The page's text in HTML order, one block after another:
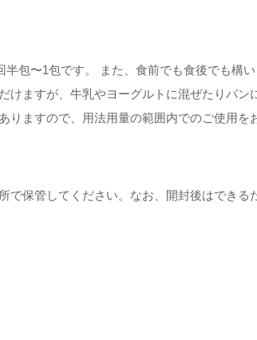
包〜1包です。 また、食前でも食後でも構い
けますが、牛乳やヨーグルトに混ぜたりパン
りますので、用法用量の範囲内でのご使用を
で保管してください。なお、開封後はできる